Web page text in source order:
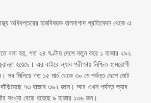
অধিদপ্তরের হামবিষয়ক হালনাগাদ প্রতিবেদন থেকে এ
বলা হয়, গত ২৪ ঘণ্টায় দেশে নতুন করে ১ হাজার ২৯২
হয়েছে। এর বাইরে ল্যাব পরীক্ষায় নিশ্চিত হামরোগী
মিলিয়ে গত ১৫ মার্চ থেকে ৩০ মে পর্যন্ত দেশে মোট
দাঁড়িয়েছে ৭৩ হাজার ৩৬২ জনে। আর এখন পর্যন্ত ল্যাব
সংখ্যা বেড়ে হয়েছে ৯ হাজার ১৩৬ জন।